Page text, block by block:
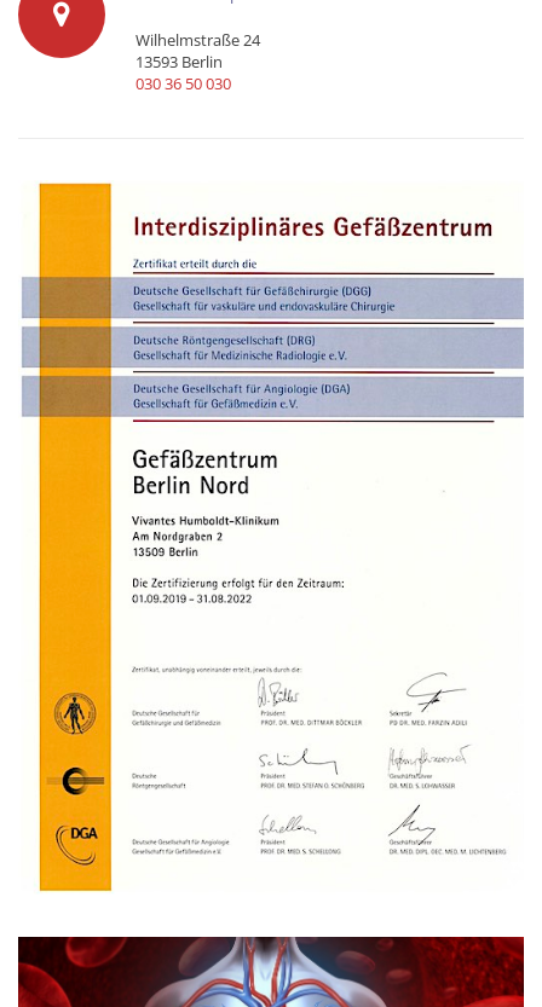
Wilhelmstraße 24
13593 Berlin
030 36 50 030